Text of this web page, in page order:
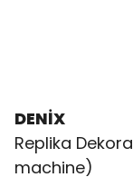
DENİX
Replika
machine)